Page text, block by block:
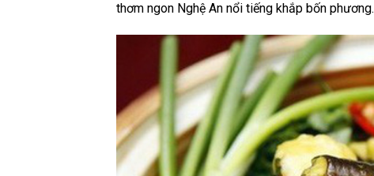
thơm ngon Nghệ An nổi tiếng khắp bốn phương.